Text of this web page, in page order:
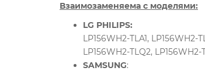
Взаимозаменяема с моделями:
LG PHILIPS:
LP156WH2-TLA1, LP156WH2-
LP156WH2-TLQ2, LP156WH2-
SAMSUNG: